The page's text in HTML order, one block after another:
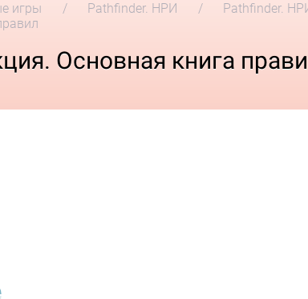
игры Pathfinder. НРИ Pathfinder.
Основная книга